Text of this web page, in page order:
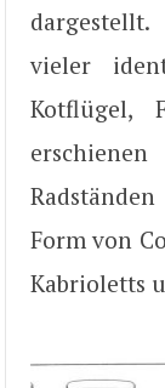
vieler
Kotflügel,
Form von
Kabrioletts